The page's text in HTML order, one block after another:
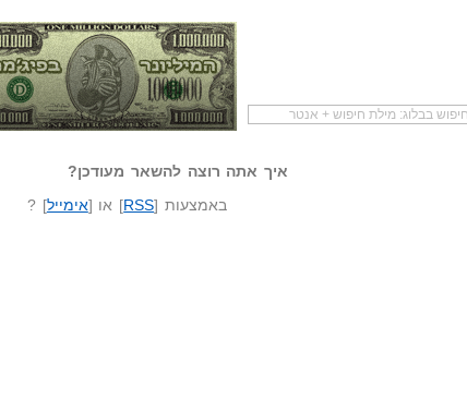
שאל שאלה המיליונר בפיג'מה שיווק שותפיםאיך אתה רוצה להשאר מעודכן?
באמצעות [RSS] או [אימייל] ?